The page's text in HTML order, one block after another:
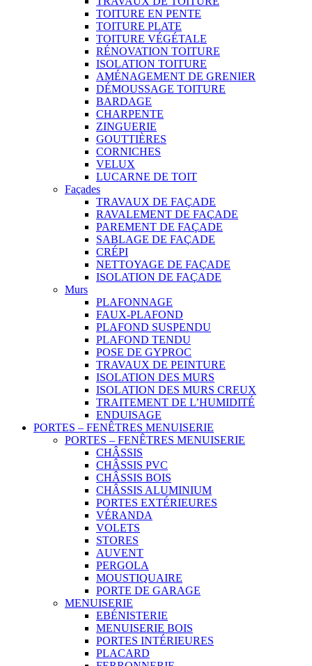
TOITURE EN PENTE
TOITURE PLATE
TOITURE VÉGÉTALE
RÉNOVATION TOITURE
ISOLATION TOITURE
AMÉNAGEMENT DE GRENIER
DÉMOUSSAGE TOITURE
BARDAGE
CHARPENTE
ZINGUERIE
GOUTTIÈRES
CORNICHES
VELUX
LUCARNE DE TOIT
Façades
TRAVAUX DE FAÇADE
RAVALEMENT DE FAÇADE
PAREMENT DE FAÇADE
SABLAGE DE FAÇADE
CRÉPI
NETTOYAGE DE FAÇADE
ISOLATION DE FAÇADE
Murs
PLAFONNAGE
FAUX-PLAFOND
PLAFOND SUSPENDU
PLAFOND TENDU
POSE DE GYPROC
TRAVAUX DE PEINTURE
ISOLATION DES MURS
ISOLATION DES MURS CREUX
TRAITEMENT DE L’HUMIDITÉ
ENDUISAGE
PORTES – FENÊTRES MENUISERIE
PORTES – FENÊTRES MENUISERIE
CHÂSSIS
CHÂSSIS PVC
CHÂSSIS BOIS
CHÂSSIS ALUMINIUM
PORTES EXTÉRIEURES
VÉRANDA
VOLETS
STORES
AUVENT
PERGOLA
MOUSTIQUAIRE
PORTE DE GARAGE
MENUISERIE
EBÉNISTERIE
MENUISERIE BOIS
PORTES INTÉRIEURES
PLACARD